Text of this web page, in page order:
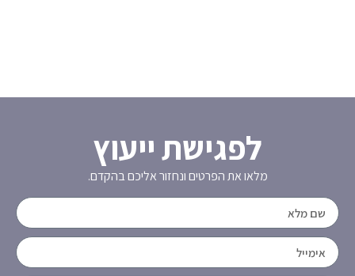
לפגישת ייעוץ
מלאו את הפרטים ונחזור אליכם בהקדם.